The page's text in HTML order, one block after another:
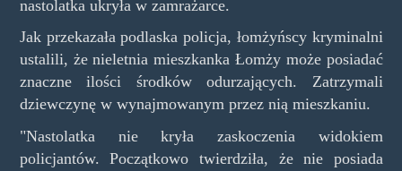
nastolatka ukryła w zamrażarce.
Jak przekazała podlaska policja, łomżyńscy kryminalni
ustalili, że nieletnia mieszkanka Łomży może posiadać
znaczne ilości środków odurzających. Zatrzymali
dziewczynę w wynajmowanym przez nią mieszkaniu.
"Nastolatka nie kryła zaskoczenia widokiem
policjantów. Początkowo twierdziła, że nie posiada